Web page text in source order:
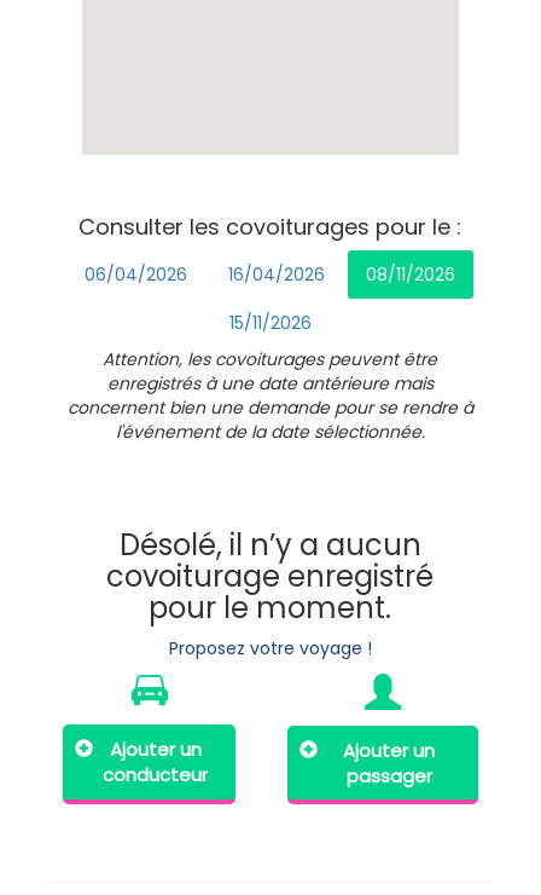
Consulter les covoiturages pour le :
06/04/2026 16/04/2026
08/11/2026
15/11/2026
Attention, les covoiturages peuvent être
enregistrés à une date antérieure mais
concernent bien une demande pour se rendre à
l'événement de la date sélectionnée.
Désolé, il n’y a aucun
covoiturage enregistré
pour le moment.
Proposez votre voyage !
Ajouter un
conducteur
Ajouter un
passager